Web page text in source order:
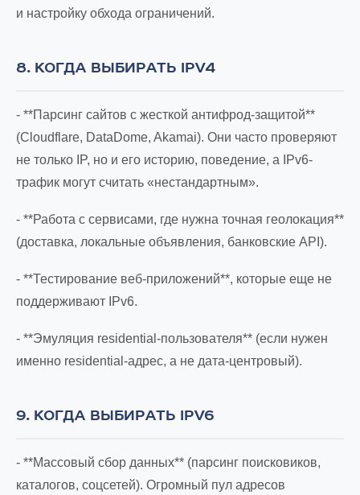
и настройку обхода ограничений.
8. КОГДА ВЫБИРАТЬ IPV4
- **Парсинг сайтов с жесткой антифрод-защитой**
(Cloudflare, DataDome, Akamai). Они часто проверяют
не только IP, но и его историю, поведение, а IPv6-
трафик могут считать «нестандартным».
- **Работа с сервисами, где нужна точная геолокация**
(доставка, локальные объявления, банковские API).
- **Тестирование веб-приложений**, которые еще не
поддерживают IPv6.
- **Эмуляция residential-пользователя** (если нужен
именно residential-адрес, а не дата-центровый).
9. КОГДА ВЫБИРАТЬ IPV6
- **Массовый сбор данных** (парсинг поисковиков,
каталогов, соцсетей). Огромный пул адресов